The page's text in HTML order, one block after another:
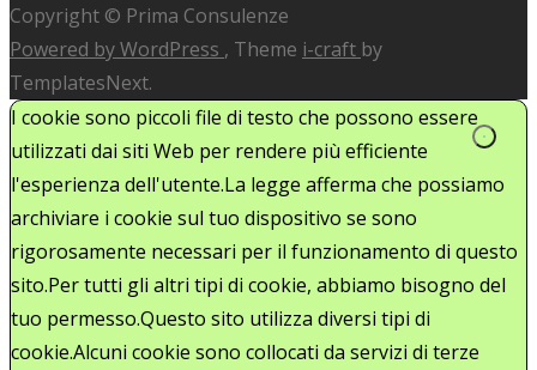
Copyright © Prima Consulenze
Powered by WordPress , Theme i-craft by
TemplatesNext.
I cookie sono piccoli file di testo che possono essere
utilizzati dai siti Web per rendere più efficiente
l'esperienza dell'utente.La legge afferma che possiamo
archiviare i cookie sul tuo dispositivo se sono
rigorosamente necessari per il funzionamento di questo
sito.Per tutti gli altri tipi di cookie, abbiamo bisogno del
tuo permesso.Questo sito utilizza diversi tipi di
cookie.Alcuni cookie sono collocati da servizi di terze